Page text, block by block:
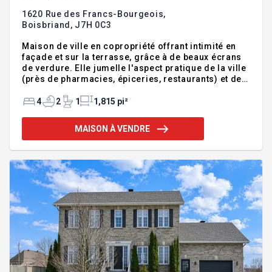
1620 Rue des Francs-Bourgeois,
Boisbriand, J7H 0C3
Maison de ville en copropriété offrant intimité en
façade et sur la terrasse, grâce à de beaux écrans
de verdure. Elle jumelle l'aspect pratique de la ville
(près de pharmacies, épiceries, restaurants) et de
accès à un parc avec étangs). Elle offre 4
stationnement au garage, foyer au gaz et système
de chauffage central avec air climatisé, qui
Faubourg de Boisbriand. Lumineuse maison de
ville.
4 2 1 1,815 pi²
MAISON À VENDRE